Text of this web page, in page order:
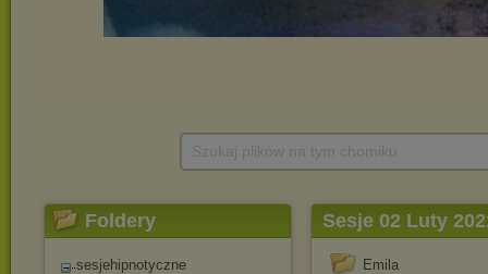
Foldery
sesjehipnotyczne
Sesje 02 Luty
Emila